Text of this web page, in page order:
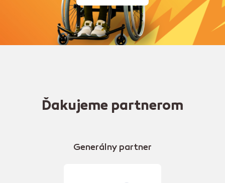
Ďakujeme partnerom
Generálny partner